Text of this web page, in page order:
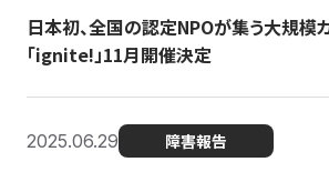
日本初、全国の認定NPOが集う大規模
「ignite!」11月開催決定
2025.06.29 障害報告